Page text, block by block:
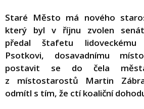
Staré Město má nového
který byl v říjnu zvolen
předal štafetu lidoveckému
Psotkovi, dosavadnímu
postavit se do čela
z místostarostů Martin
odmítl s tím, že ctí koaliční